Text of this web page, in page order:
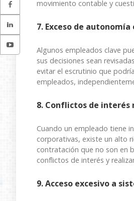
movimiento contable y
7. Exceso de
Algunos empleados clave
sus decisiones sean
evitar el escrutinio que
empleados,
8. Conflictos de interés
Cuando un empleado tiene
corporativas, existe un alto
contratación que no son en
conflictos de interés y
9. Acceso excesivo a